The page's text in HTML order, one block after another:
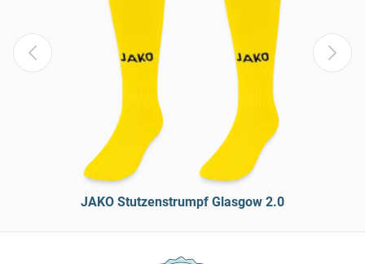
JAKO Stutzenstrumpf Glasgow 2.0